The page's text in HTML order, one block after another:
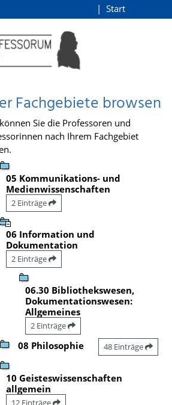
Start
Fachgebiete browsen
Sie die Professoren und
nach Ihrem Fachgebiet
05 Kommunikations- und
Medienwissenschaften
2 Einträge
06 Information und
Dokumentation
2 Einträge
06.30 Bibliothekswesen,
Dokumentationswesen:
Allgemeines
2 Einträge
08 Philosophie 48 Einträge
10 Geisteswissenschaften
allgemein
12 Einträge